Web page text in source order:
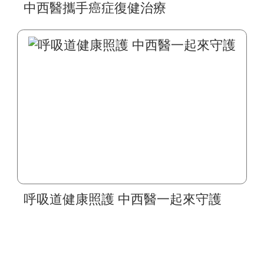
中西醫攜手癌症復健治療
呼吸道健康照護 中西醫一起來守護